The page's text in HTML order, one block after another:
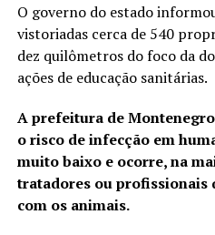
O governo do estado
vistoriadas cerca de 540
dez quilômetros do foco da
ações de educação sanitárias.
A prefeitura de
o risco de infecção em
muito baixo e ocorre, na
tratadores ou profissionais
com os animais.